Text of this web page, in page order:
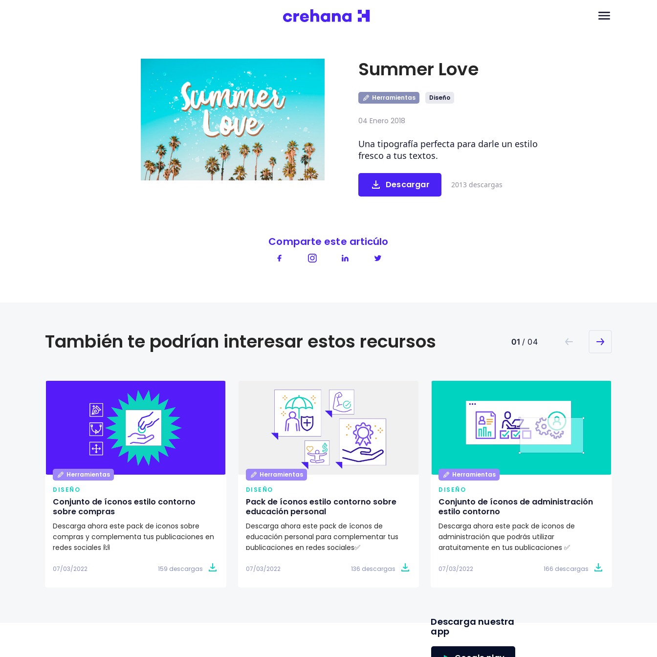
Summer Love
Herramientas Diseño
04 Enero 2018
Una tipografía perfecta para darle un estilo
fresco a tus textos.
Descargar 2013 descargas
Comparte este articúlo
También te podrían interesar estos recursos 01 / 04
Herramientas
DISEÑO
Conjunto de íconos estilo contorno
sobre compras
Descarga ahora este pack de iconos sobre
compras y complementa tus publicaciones en
redes sociales 🙌
07/03/2022 159 descargas
Herramientas
DISEÑO
Pack de íconos estilo contorno sobre
educación personal
Descarga ahora este pack de íconos de
educación personal para complementar tus
publicaciones en redes sociales✅
07/03/2022 136 descargas
Herramientas
DISEÑO
Conjunto de íconos de administración
estilo contorno
Descarga ahora este pack de iconos de
administración que podrás utilizar
gratuitamente en tus publicaciones ✅
07/03/2022 166 descargas
Descarga nuestra
app